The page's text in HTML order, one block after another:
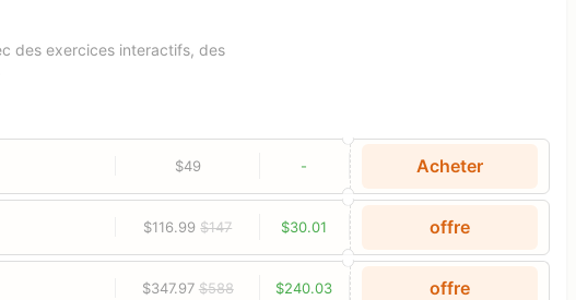
des exercices interactifs, des
$49 - Acheter
$116.99$147 $30.01 offre
$347.97 $588 $240.03 offre